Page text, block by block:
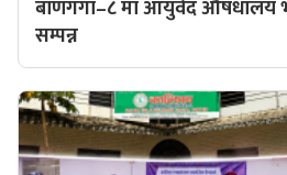
बाणगंगा–८ मा आयुर्वेद औषधालय
सम्पन्न